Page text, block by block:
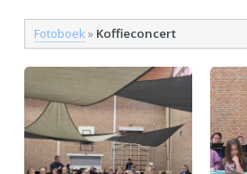
Fotoboek» Koffieconcert